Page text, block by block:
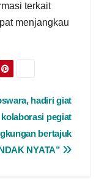
terkait
menjangkau
hadiri giat
kolaborasi pegiat
bertajuk
NYATA”